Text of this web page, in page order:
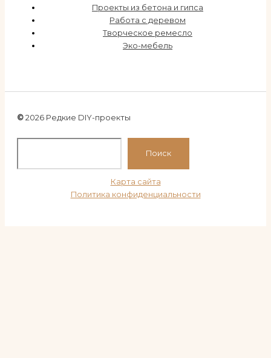
Проекты из бетона и гипса
Работа с деревом
Творческое ремесло
Эко-мебель
© 2026 Редкие DIY-проекты
Поиск
Карта сайта
Политика конфиденциальности